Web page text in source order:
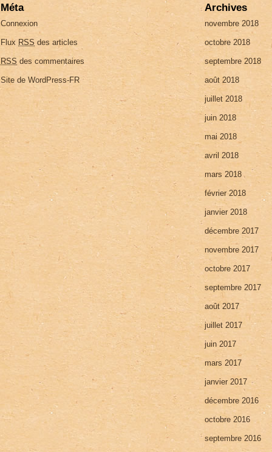
Méta
Connexion
Flux RSS des articles
RSS des commentaires
Site de WordPress-FR
Archives
novembre 2018
octobre 2018
septembre 2018
août 2018
juillet 2018
juin 2018
mai 2018
avril 2018
mars 2018
février 2018
janvier 2018
décembre 2017
novembre 2017
octobre 2017
septembre 2017
août 2017
juillet 2017
juin 2017
mars 2017
janvier 2017
décembre 2016
octobre 2016
septembre 2016